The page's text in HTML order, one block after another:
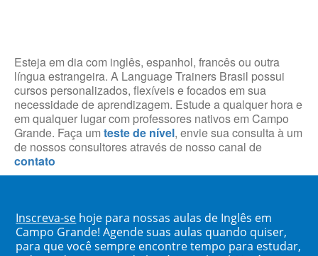
Esteja em dia com inglês, espanhol, francês ou outra
língua estrangeira. A Language Trainers Brasil possui
cursos personalizados, flexíveis e focados em sua
necessidade de aprendizagem. Estude a qualquer hora e
em qualquer lugar com professores nativos em Campo
Grande. Faça um teste de nível, envie sua consulta à um
de nossos consultores através de nosso canal de
contato
Inscreva-se hoje para nossas aulas de Inglês em
Campo Grande! Agende suas aulas quando quiser,
para que você sempre encontre tempo para estudar,